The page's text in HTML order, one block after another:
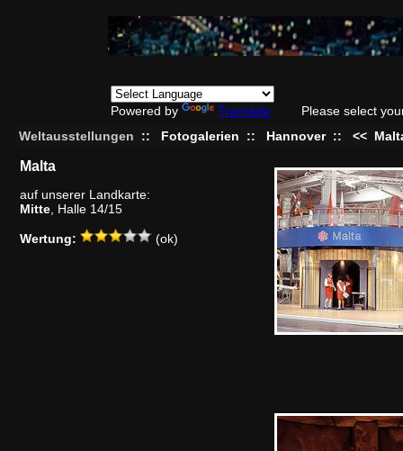
Powered by Translate
Please select
Weltausstellungen
:: Fotogalerien :: Hannover :: <<
Malta
auf unserer Landkarte:
Mitte , Halle 14/15
Wertung: (ok)